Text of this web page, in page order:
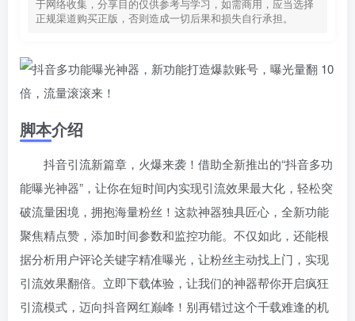
于网络收集，分享目的仅供参考与学习，如需商用，应当选择
正规渠道购买正版，否则造成一切后果和损失自行承担。
脚本介绍
抖音引流新篇章，火爆来袭！借助全新推出的“抖音多功
能曝光神器”，让你在短时间内实现引流效果最大化，轻松突
破流量困境，拥抱海量粉丝！这款神器独具匠心，全新功能
聚焦精点赞，添加时间参数和监控功能。不仅如此，还能根
据分析用户评论关键字精准曝光，让粉丝主动找上门，实现
引流效果翻倍。立即下载体验，让我们的神器帮你开启疯狂
引流模式，迈向抖音网红巅峰！别再错过这个千载难逢的机